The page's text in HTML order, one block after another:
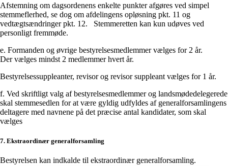
Afstemning om dagsordenens enkelte punkter afgøres ved simpel
stemmeflerhed, se dog om afdelingens opløsning pkt. 11 og
vedtægtsændringer pkt. 12. Stemmeretten kan kun udøves ved
personligt fremmøde.
e. Formanden og øvrige bestyrelsesmedlemmer vælges for 2 år.
Der vælges mindst 2 medlemmer hvert år.
Bestyrelsessuppleanter, revisor og revisor suppleant vælges for 1 år.
f. Ved skriftligt valg af bestyrelsesmedlemmer og landsmødedelegerede
skal stemmesedlen for at være gyldig udfyldes af generalforsamlingens
deltagere med navnene på det præcise antal kandidater, som skal
vælges
7. Ekstraordinær generalforsamling
Bestyrelsen kan indkalde til ekstraordinær generalforsamling.